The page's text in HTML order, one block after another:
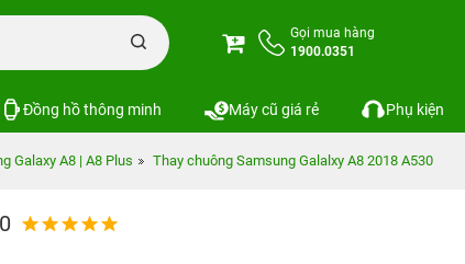
Gọi mua hàng
1900.0351
Đồng hồ thông minh Máy cũ giá rẻ Phụ kiện
Galaxy A8 | A8 Plus Thay chuông Samsung Galalxy A8 2018 A530